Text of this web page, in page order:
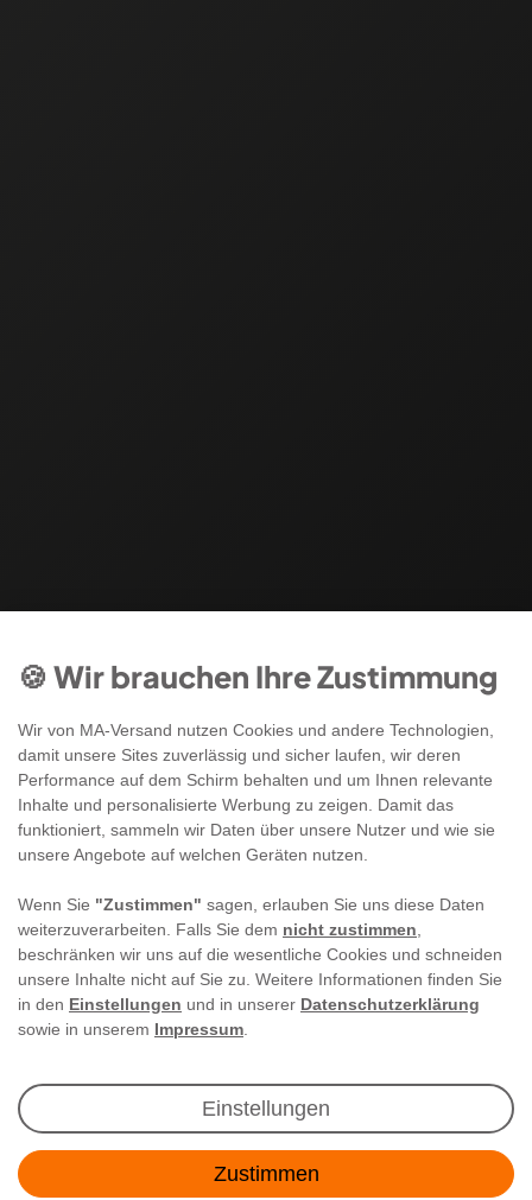
🍪 Wir brauchen Ihre Zustimmung
Wir von MA-Versand nutzen Cookies und andere Technologien,
damit unsere Sites zuverlässig und sicher laufen, wir deren
Performance auf dem Schirm behalten und um Ihnen relevante
Inhalte und personalisierte Werbung zu zeigen. Damit das
funktioniert, sammeln wir Daten über unsere Nutzer und wie sie
unsere Angebote auf welchen Geräten nutzen.
Wenn Sie "Zustimmen" sagen, erlauben Sie uns diese Daten
weiterzuverarbeiten. Falls Sie dem nicht zustimmen
beschränken wir uns auf die wesentliche Cookies und schneiden
unsere Inhalte nicht auf Sie zu. Weitere Informationen finden Sie
in den Einstellungen und in unserer Datenschutzerklärung
sowie in unserem Impressum
Einstellungen
Zustimmen
Newsletter Anmeldung
Angebote & Rabatte per E-Mail erhalten - Geld
sparen war noch nie so einfach!